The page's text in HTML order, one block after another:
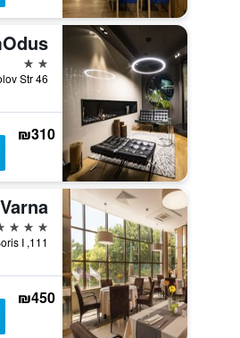
2 כוכבים
₪310
4 כוכבים
₪450